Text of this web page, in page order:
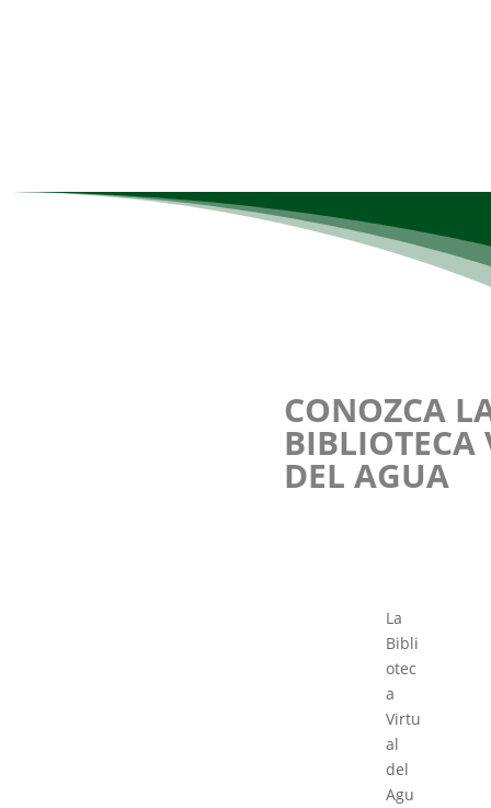
CONOZCA
BIBLIOTECA
DEL AGUA
La
Bibli
otec
a
Virtu
al
del
Agu